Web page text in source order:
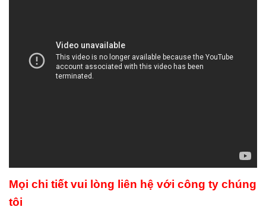
Mọi chi tiết vui lòng liên hệ với công ty chúng
tôi